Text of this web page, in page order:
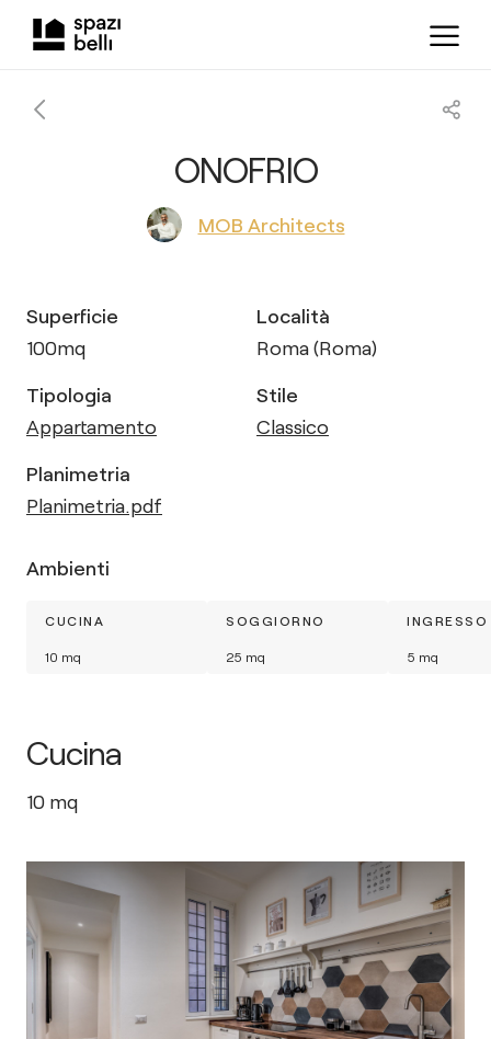
ONOFRIO
MOB Architects
Superficie
100mq
Località
Roma (Roma)
Tipologia
Appartamento
Stile
Classico
Planimetria
Planimetria.pdf
Ambienti
CUCINA
10 mq
SOGGIORNO
25 mq
INGRESSO
5 mq
Cucina
10 mq